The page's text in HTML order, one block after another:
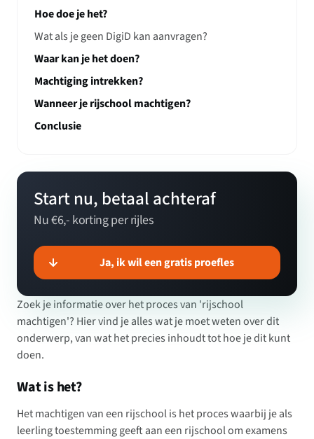
Hoe doe je het?
Wat als je geen DigiD kan aanvragen?
Waar kan je het doen?
Machtiging intrekken?
Wanneer je rijschool machtigen?
Conclusie
Start nu, betaal achteraf
Nu €6,- korting per rijles
Ja, ik wil een gratis proefles
Zoek je informatie over het proces van 'rijschool
machtigen'? Hier vind je alles wat je moet weten over dit
onderwerp, van wat het precies inhoudt tot hoe je dit kunt
doen.
Wat is het?
Het machtigen van een rijschool is het proces waarbij je als
leerling toestemming geeft aan een rijschool om examens